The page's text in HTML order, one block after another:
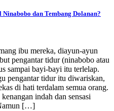
dan Tembang Dolanan?
ibu mereka, diayun-ayun
pengantar tidur (ninabobo atau
sampai bayi-bayi itu terlelap.
pengantar tidur itu diwariskan,
di hati terdalam semua orang.
indah dan sensasi
[…]